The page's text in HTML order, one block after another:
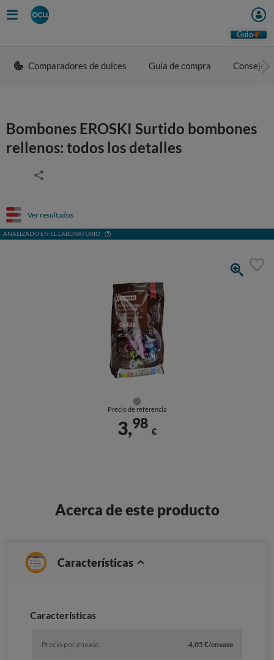
Guio
Comparadores de dulces Guía de compra Consejos
Bombones EROSKI Surtido bombones
rellenos: todos los detalles
Ver resultados
ANALIZADO EN EL LABORATORIO
Precio de referencia
3,98
€
Acerca de este producto
Características
Características
Precio por envase 4,05 €/envase